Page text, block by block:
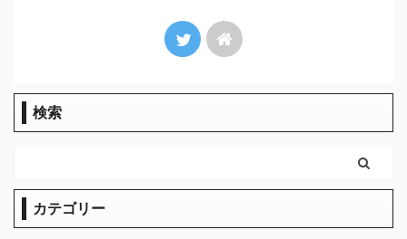
検索
カテゴリー